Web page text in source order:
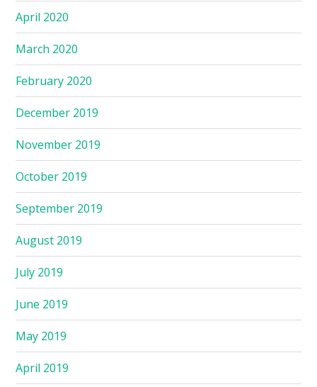
April 2020
March 2020
February 2020
December 2019
November 2019
October 2019
September 2019
August 2019
July 2019
June 2019
May 2019
April 2019